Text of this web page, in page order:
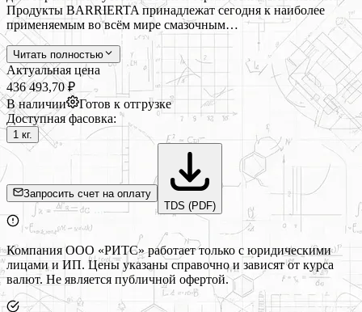
Продукты BARRIERTA принадлежат сегодня к наиболее
применяемым во всём мире смазочным…
Читать полностью
Актуальная цена
436 493,70 ₽
В наличии
Готов к отгрузке
Доступная фасовка:
1 кг.
Запросить счет на оплату
TDS (PDF)
Компания ООО «РИТС» работает только с юридическими
лицами и ИП. Цены указаны справочно и зависят от курса
валют. Не является публичной офертой.